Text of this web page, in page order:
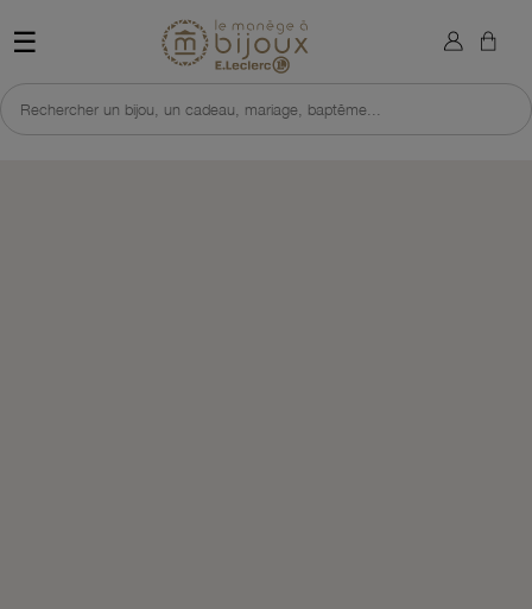
☰ Retour à l'accueil du site
Rechercher un bijou, un cadeau, mariage, baptême...
×